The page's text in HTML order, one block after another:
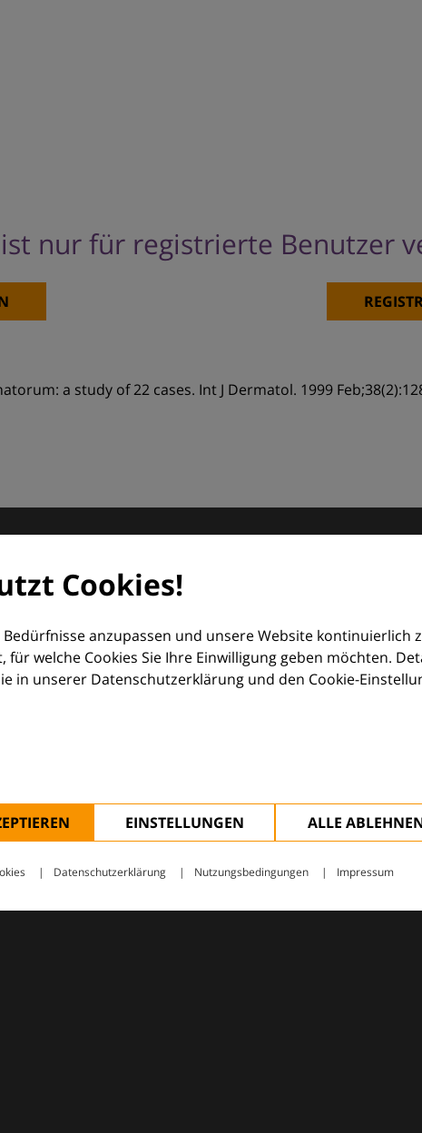
nur für registrierte Benutzer
a study of 22 cases. Int J Dermatol. 1999
Cookies!
anzupassen und unsere Website kontinuierlich
für welche Cookies Sie Ihre Einwilligung geben möchten.
in unserer Datenschutzerklärung und den Cookie-
EINSTELLUNGEN ALLE
Datenschutzerklärung Nutzungsbedingungen Impressum
(EDF) und Euroderm Excellence
– mit Wissen, Bildern und praktischen Tools für den